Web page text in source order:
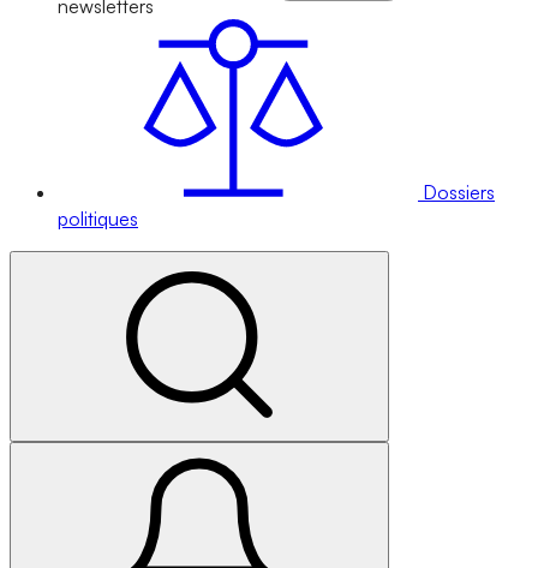
newsletters
Dossiers
politiques